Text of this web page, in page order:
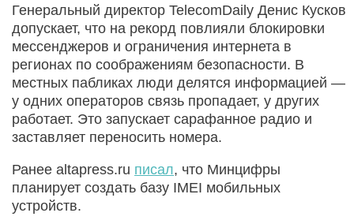
Генеральный директор TelecomDaily Денис Кусков
допускает, что на рекорд повлияли блокировки
мессенджеров и ограничения интернета в
регионах по соображениям безопасности. В
местных пабликах люди делятся информацией —
у одних операторов связь пропадает, у других
работает. Это запускает сарафанное радио и
заставляет переносить номера.
Ранее altapress.ru писал, что Минцифры
планирует создать базу IMEI мобильных
устройств.